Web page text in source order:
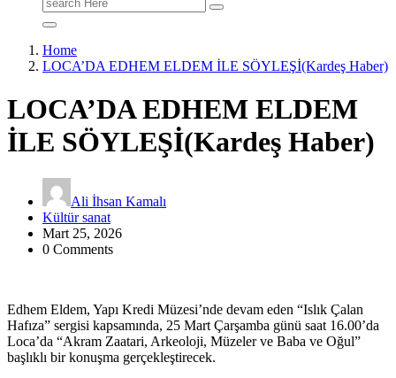
for:
Home
LOCA’DA EDHEM ELDEM İLE SÖYLEŞİ(Kardeş Haber)
LOCA’DA EDHEM ELDEM
İLE SÖYLEŞİ(Kardeş Haber)
Ali İhsan Kamalı
Kültür sanat
Mart 25, 2026
0 Comments
Edhem Eldem, Yapı Kredi Müzesi’nde devam eden “Islık Çalan
Hafıza” sergisi kapsamında, 25 Mart Çarşamba günü saat 16.00’da
Loca’da “Akram Zaatari, Arkeoloji, Müzeler ve Baba ve Oğul”
başlıklı bir konuşma gerçekleştirecek.